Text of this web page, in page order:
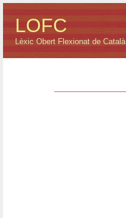
LOFC
Lèxic Obert Flexionat de Català